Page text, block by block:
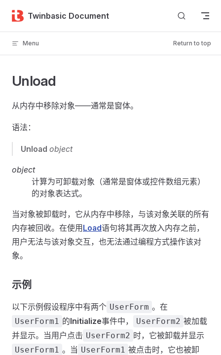
Skip to content
Twinbasic Document
Menu Return to top
Unload
从内存中移除对象——通常是窗体。
语法：
Unload object
object
计算为可卸载对象（通常是窗体或控件数组元素）
的对象表达式。
当对象被卸载时，它从内存中移除，与该对象关联的所有
内存被回收。在使用 Load语句将其再次放入内存之前，
用户无法与该对象交互，也无法通过编程方式操作该对
象。
示例
以下示例假设程序中有两个 UserForm 。在
UserForm1 的Initialize事件中， UserForm2 被加载
并显示。当用户点击 UserForm2 时，它被卸载并显示
UserForm1 。当 UserForm1 被点击时，它也被卸